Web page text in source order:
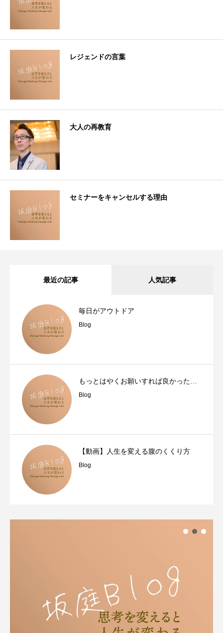
レジェンドの言葉
大人の再教育
セミナーをキャンセルする理由
最近の記事 人気記事
毎日がアウトドア
Blog
もっとはやくお願いすれば良かった…
Blog
【動画】人生を変える腹のくくり方
Blog